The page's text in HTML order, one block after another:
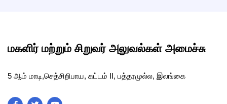
மகளிர் மற்றும் சிறுவர் அலுவல்கள் அமைச்சு
5 ஆம் மாடி,செத்சிறிபாய, கட்டம் II, பத்தரமுல்ல, இலங்கை